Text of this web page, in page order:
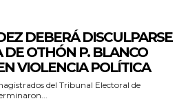
DEBERÁ DISCULPARSE
DE OTHÓN P. BLANCO
VIOLENCIA POLÍTICA
del Tribunal Electoral de